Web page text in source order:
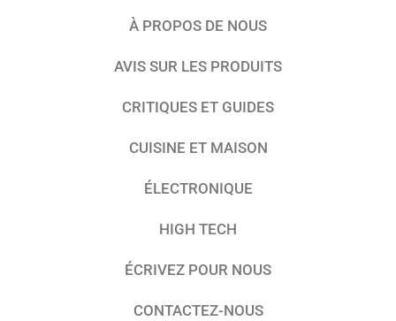
À PROPOS DE NOUS
AVIS SUR LES PRODUITS
CRITIQUES ET GUIDES
CUISINE ET MAISON
ÉLECTRONIQUE
HIGH TECH
ÉCRIVEZ POUR NOUS
CONTACTEZ-NOUS